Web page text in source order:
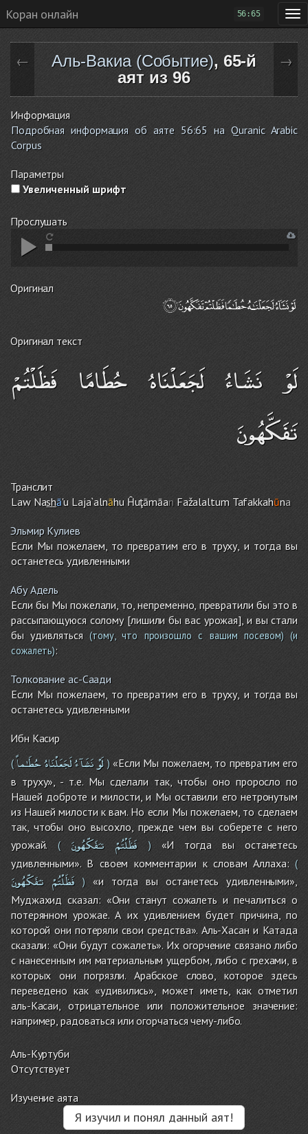
Коран онлайн 56:65
← Аль-Вакиа (Событие), 65-й
аят из 96
→
Информация
Подробная информация об аяте 56:65 на Quranic Arabic
Corpus
Параметры
Увеличенный шрифт
Прослушать
Оригинал
Оригинал текст
لَوْ نَشَاءُ لَجَعَلْنَاهُ حُطَامًا فَظَلْتُمْ
تَفَكَّهُونَ
Транслит
Law Nashā'u Laja`alnāhu ĤuţāmāanFažalaltumTafakkahūna
Эльмир Кулиев
Если Мы пожелаем, то превратим его в труху, и тогда вы
останетесь удивленными
Абу Адель
Если бы Мы пожелали, то, непременно, превратили бы это в
рассыпающуюся солому [лишили бы вас урожая], и вы стали
бы удивляться(тому, что произошло с вашим посевом)(и
сожалеть):
Толкование ас-Саади
Если Мы пожелаем, то превратим его в труху, и тогда вы
останетесь удивленными
Ибн Касир
( لَوْنَشَآءُلَجَعَلْنَاهُحُطَـٰماً )«Если Мы пожелаем, то превратим его
в труху», - т.е. Мы сделали так, чтобы оно проросло по
Нашей доброте и милости, и Мы оставили его нетронутым
из Нашей милости к вам. Но если Мы пожелаем, то сделаем
так, чтобы оно высохло, прежде чем вы соберете с него
урожай. ( فَظَلْتُمْ تـَفَكّهُونَ )«И тогда вы останетесь
удивленными». В своем комментарии к словам Аллаха:(
فَظَلْتُمْ تـَفَكّهُونَ )«и тогда вы останетесь удивленными»,
Муджахид сказал: «Они станут сожалеть и печалиться о
потерянном урожае. А их удивлением будет причина, по
которой они потеряли свои средства». Аль-Хасан и Катада
сказали: «Они будут сожалеть». Их огорчение связано либо
с нанесенным им материальным ущербом, либо с грехами, в
которых они погрязли. Арабское слово, которое здесь
переведено как «удивились», может иметь, как отметил
аль-Касаи, отрицательное или положительное значение:
например, радоваться или огорчаться чему-либо.
Аль-Куртуби
Отсутствует
Изучение аята
Я изучил и понял данный аят!